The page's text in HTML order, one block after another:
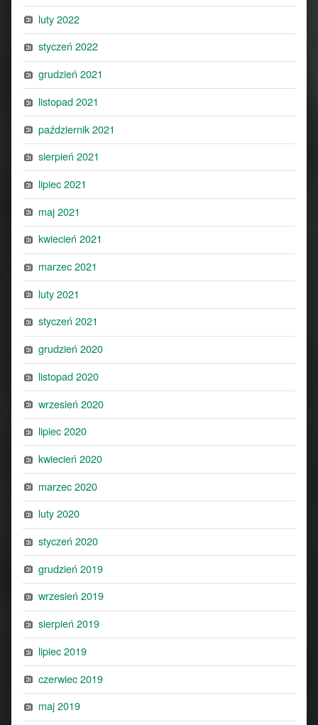
luty 2022
styczeń 2022
grudzień 2021
listopad 2021
październik 2021
sierpień 2021
lipiec 2021
maj 2021
kwiecień 2021
marzec 2021
luty 2021
styczeń 2021
grudzień 2020
listopad 2020
wrzesień 2020
lipiec 2020
kwiecień 2020
marzec 2020
luty 2020
styczeń 2020
grudzień 2019
wrzesień 2019
sierpień 2019
lipiec 2019
czerwiec 2019
maj 2019